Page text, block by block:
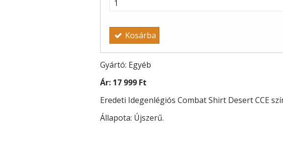
Kosárba
Gyártó: Egyéb
Ár: 17 999 Ft
Eredeti Idegenlégiós Combat Shirt Desert CCE
Állapota: Újszerű.